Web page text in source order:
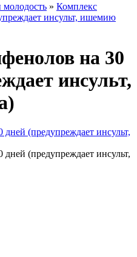
молодость » Комплекс
инсульт, ишемию
на 30
инсульт,